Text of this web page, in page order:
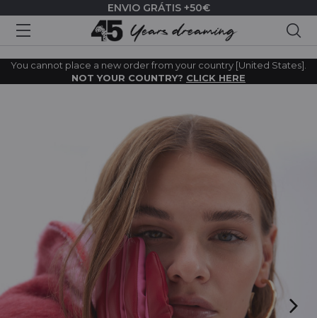
ENVIO GRÁTIS +50€
You cannot place a new order from your country [United States].
NOT YOUR COUNTRY? CLICK HERE